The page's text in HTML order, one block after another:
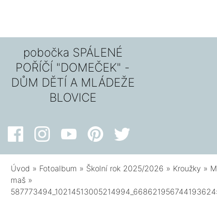
pobočka SPÁLENÉ
POŘÍČÍ "DOMEČEK" -
DŮM DĚTÍ A MLÁDEŽE
BLOVICE
Úvod » Fotoalbum » Školní rok 2025/2026 » Kroužky »
maš »